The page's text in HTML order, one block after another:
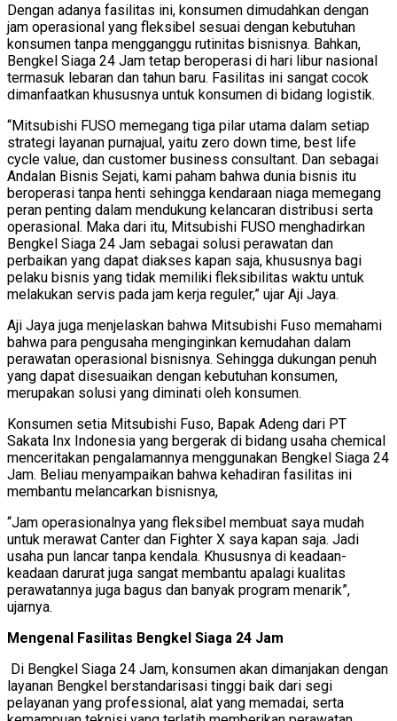
Dengan adanya fasilitas ini, konsumen dimudahkan dengan
jam operasional yang fleksibel sesuai dengan kebutuhan
konsumen tanpa mengganggu rutinitas bisnisnya. Bahkan,
Bengkel Siaga 24 Jam tetap beroperasi di hari libur nasional
termasuk lebaran dan tahun baru. Fasilitas ini sangat cocok
dimanfaatkan khususnya untuk konsumen di bidang logistik.
“Mitsubishi FUSO memegang tiga pilar utama dalam setiap
strategi layanan purnajual, yaitu zero down time, best life
cycle value, dan customer business consultant. Dan sebagai
Andalan Bisnis Sejati, kami paham bahwa dunia bisnis itu
beroperasi tanpa henti sehingga kendaraan niaga memegang
peran penting dalam mendukung kelancaran distribusi serta
operasional. Maka dari itu, Mitsubishi FUSO menghadirkan
Bengkel Siaga 24 Jam sebagai solusi perawatan dan
perbaikan yang dapat diakses kapan saja, khususnya bagi
pelaku bisnis yang tidak memiliki fleksibilitas waktu untuk
melakukan servis pada jam kerja reguler,” ujar Aji Jaya.
Aji Jaya juga menjelaskan bahwa Mitsubishi Fuso memahami
bahwa para pengusaha menginginkan kemudahan dalam
perawatan operasional bisnisnya. Sehingga dukungan penuh
yang dapat disesuaikan dengan kebutuhan konsumen,
merupakan solusi yang diminati oleh konsumen.
Konsumen setia Mitsubishi Fuso, Bapak Adeng dari PT
Sakata Inx Indonesia yang bergerak di bidang usaha chemical
menceritakan pengalamannya menggunakan Bengkel Siaga 24
Jam. Beliau menyampaikan bahwa kehadiran fasilitas ini
membantu melancarkan bisnisnya,
“Jam operasionalnya yang fleksibel membuat saya mudah
untuk merawat Canter dan Fighter X saya kapan saja. Jadi
usaha pun lancar tanpa kendala. Khususnya di keadaan-
keadaan darurat juga sangat membantu apalagi kualitas
perawatannya juga bagus dan banyak program menarik”,
ujarnya.
Mengenal Fasilitas Bengkel Siaga 24 Jam
Di Bengkel Siaga 24 Jam, konsumen akan dimanjakan dengan
layanan Bengkel berstandarisasi tinggi baik dari segi
pelayanan yang professional, alat yang memadai, serta